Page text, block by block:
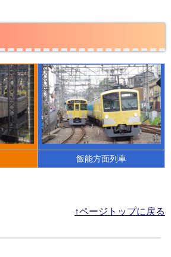
飯能方面列車
↑ページトップに戻る